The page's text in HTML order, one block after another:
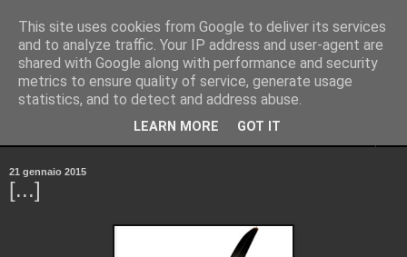
Pinellus
Pensieri in streaming, rigorosamente random.
21 gennaio 2015
[...]
This site uses cookies from Google to deliver its services
and to analyze traffic. Your IP address and user-agent are
shared with Google along with performance and security
metrics to ensure quality of service, generate usage
statistics, and to detect and address abuse.
LEARN MORE GOT IT